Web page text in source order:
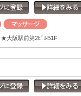
★大阪駅前第2ﾋﾞﾙB1F